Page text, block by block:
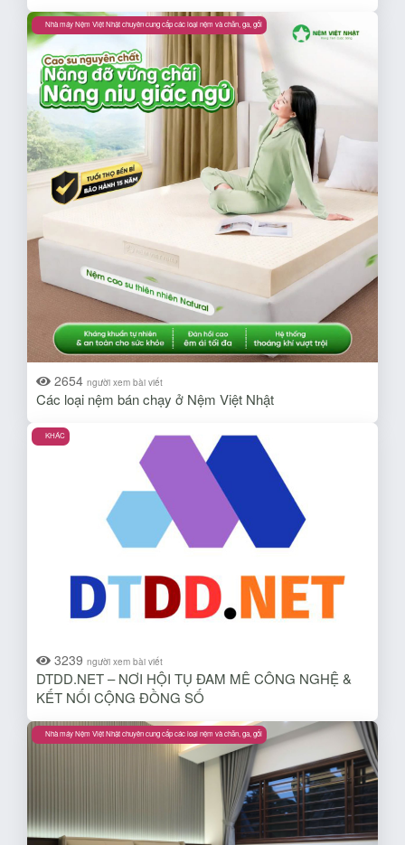
Nhà máy Nệm Việt Nhật chuyên cung cấp các loại nệm và chăn, ga, gối
2654 người xem bài viết
Các loại nệm bán chạy ở Nệm Việt Nhật
KHÁC
3239 người xem bài viết
DTDD.NET – NƠI HỘI TỤ ĐAM MÊ CÔNG NGHỆ &
KẾT NỐI CỘNG ĐỒNG SỐ
Nhà máy Nệm Việt Nhật chuyên cung cấp các loại nệm và chăn, ga, gối